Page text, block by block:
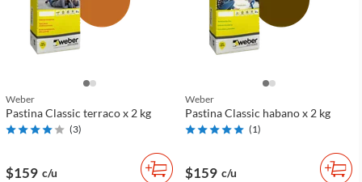
Weber
Pastina Classic terraco x 2 kg
(3)
$159 c/u
Weber
Pastina Classic habano x 2 kg
(1)
$159 c/u